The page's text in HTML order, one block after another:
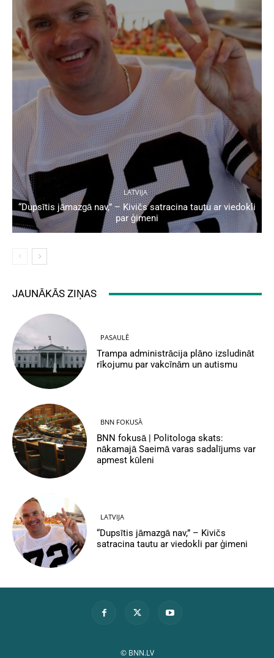
LATVIJA
“Dupsītis jāmazgā nav,” – Kivičs satracina tautu ar viedokli
par ģimeni
JAUNĀKĀS ZIŅAS
PASAULĒ
Trampa administrācija plāno izsludināt
rīkojumu par vakcīnām un autismu
BNN FOKUSĀ
BNN fokusā | Politologa skats:
nākamajā Saeimā varas sadalījums var
apmest kūleni
LATVIJA
“Dupsītis jāmazgā nav,” – Kivičs
satracina tautu ar viedokli par ģimeni
© BNN.LV